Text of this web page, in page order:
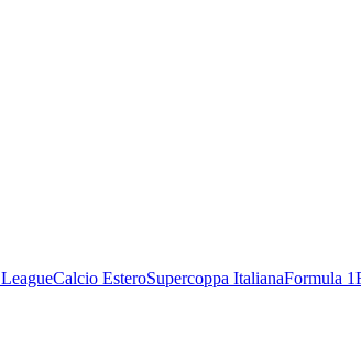
Calcio EsteroSupercoppa ItalianaFormula 1